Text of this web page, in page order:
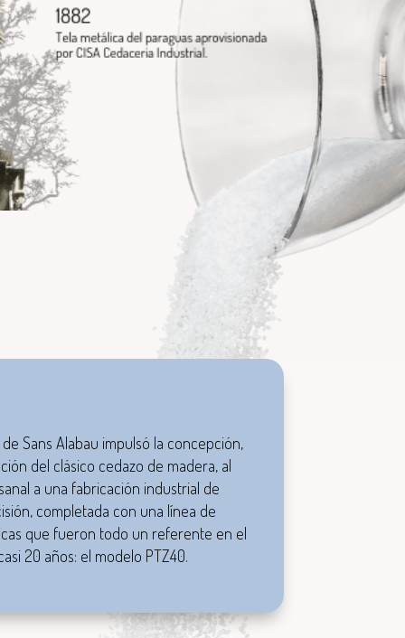
Sans Alabau impulsó la concepción,
del clásico cedazo de madera, al
a una fabricación industrial de
completada con una línea de
que fueron todo un referente en el
20 años: el modelo PTZ40.